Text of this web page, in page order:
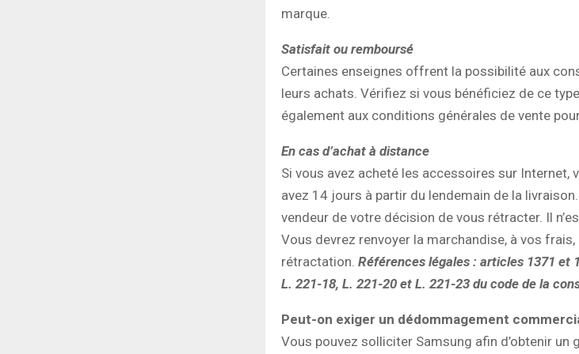
marque.
Satisfait ou remboursé
Certaines enseignes offrent la possibilité aux
leurs achats. Vérifiez si vous bénéficiez de ce
également aux conditions générales de vente
En cas d’achat à distance
Si vous avez acheté les accessoires sur Internet,
avez 14 jours à partir du lendemain de la
vendeur de votre décision de vous rétracter. Il
Vous devrez renvoyer la marchandise, à vos
rétractation. Références légales : articles 1371 et
L. 221-18, L. 221-20 et L. 221-23 du code de la
Peut-on exiger un dédommagement
Vous pouvez solliciter Samsung afin d’obtenir